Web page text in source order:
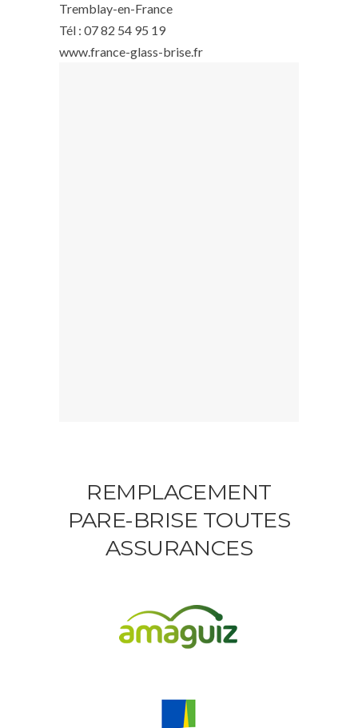
Tremblay-en-France
Tél : 07 82 54 95 19
www.france-glass-brise.fr
REMPLACEMENT
PARE-BRISE TOUTES
ASSURANCES